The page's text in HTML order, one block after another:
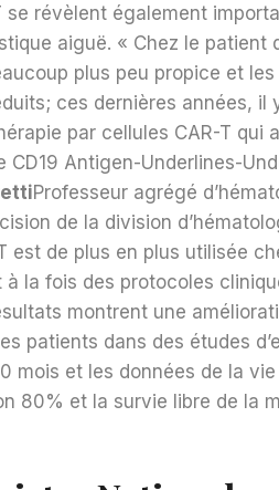
se révèlent également
aiguë. « Chez le
plus peu propice et
ces dernières années,
par cellules CAR-T
CD19 Antigen-Underlines-
Professeur agrégé
de la division
est de plus en plus utilisée
à la fois des protocoles
montrent une
patients dans des études
mois et les données de la
80% et la survie libre de la